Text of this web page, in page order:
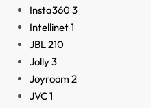
Insta3603
Intellinet1
JBL210
Jolly3
Joyroom 2
JVC1